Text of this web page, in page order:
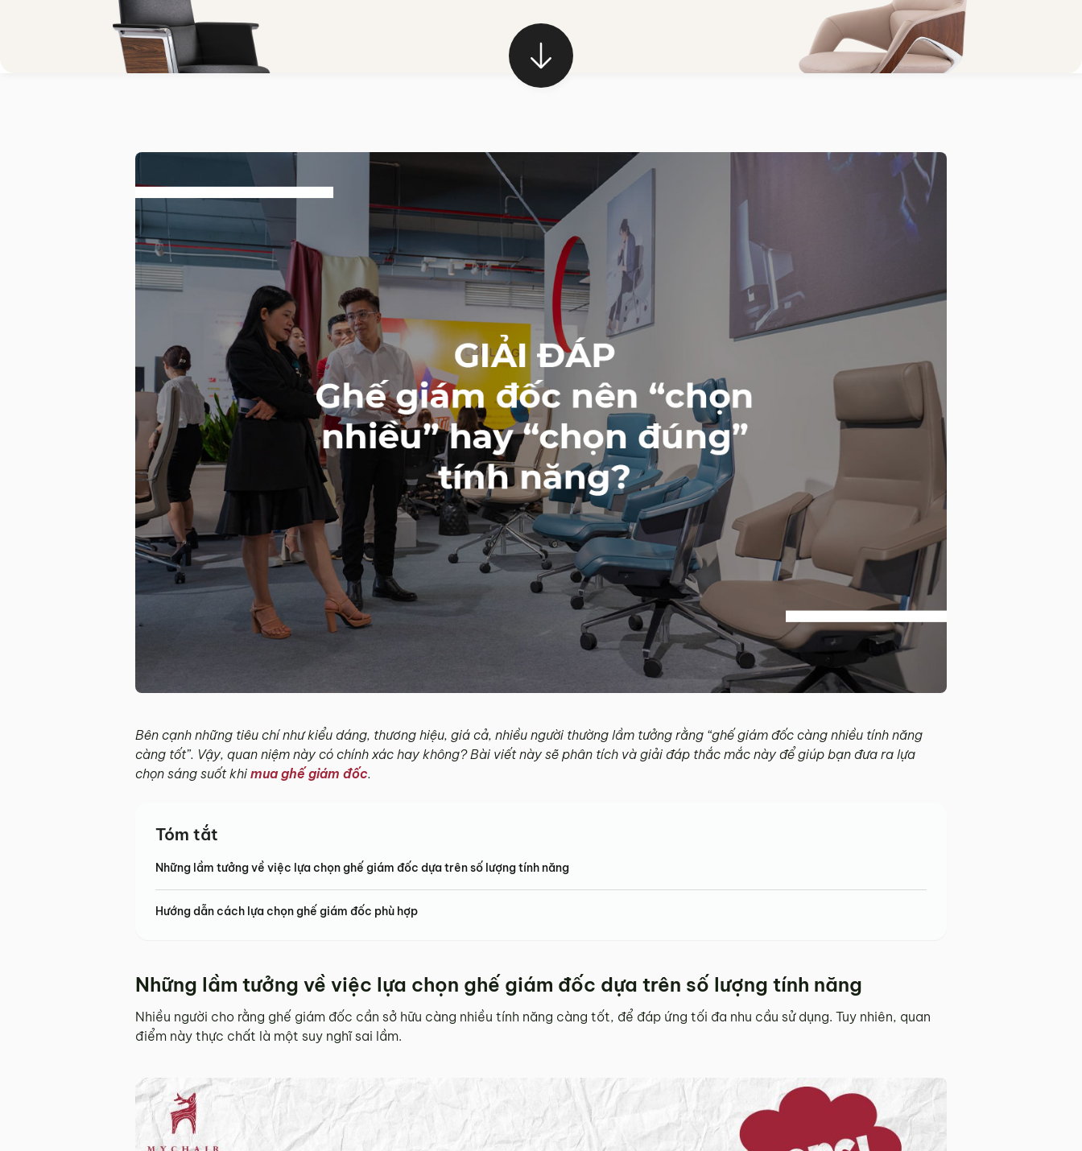
Bên cạnh những tiêu chí như kiểu dáng, thương hiệu, giá cả, nhiều người thường lầm tưởng rằng “ghế giám đốc càng nhiều tính năng
càng tốt”. Vậy, quan niệm này có chính xác hay không? Bài viết này sẽ phân tích và giải đáp thắc mắc này để giúp bạn đưa ra lựa
chọn sáng suốt khi mua ghế giám đốc.
Tóm tắt
Những lầm tưởng về việc lựa chọn ghế giám đốc dựa trên số lượng tính năng
Hướng dẫn cách lựa chọn ghế giám đốc phù hợp
Những lầm tưởng về việc lựa chọn ghế giám đốc dựa trên số lượng tính năng
Nhiều người cho rằng ghế giám đốc cần sở hữu càng nhiều tính năng càng tốt, để đáp ứng tối đa nhu cầu sử dụng. Tuy nhiên, quan
điểm này thực chất là một suy nghĩ sai lầm.